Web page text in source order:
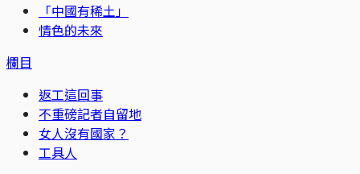
「中國有稀土」
情色的未來
欄目
返工這回事
不重磅記者自留地
女人沒有國家？
工具人